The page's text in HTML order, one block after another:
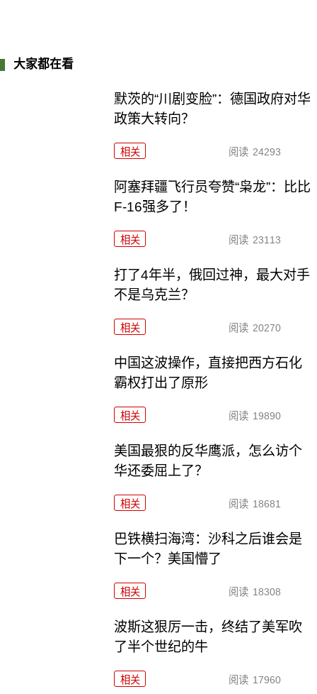
大家都在看
默茨的“川剧变脸”：德国政府对华
政策大转向？
相关 阅读 24293
阿塞拜疆飞行员夸赞“枭龙”：比比
F-16强多了！
相关 阅读 23113
打了4年半，俄回过神，最大对手
不是乌克兰？
相关 阅读 20270
中国这波操作，直接把西方石化
霸权打出了原形
相关 阅读 19890
美国最狠的反华鹰派，怎么访个
华还委屈上了？
相关 阅读 18681
巴铁横扫海湾：沙科之后谁会是
下一个？美国懵了
相关 阅读 18308
波斯这狠厉一击，终结了美军吹
了半个世纪的牛
相关 阅读 17960